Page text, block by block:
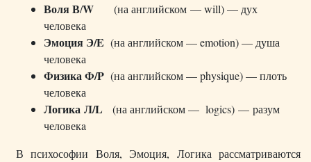
Воля В/W (на английском — will) — дух
человека
Эмоция Э/E (на английском — emotion) — душа
человека
Физика Ф/P (на английском — physique) — плоть
человека
Логика Л/L (на английском — logics) — разум
человекa
В психософии Воля, Эмоция, Логика рассматриваются